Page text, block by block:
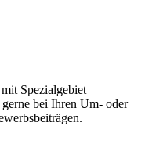
Spezialgebiet
bei Ihren Um- oder